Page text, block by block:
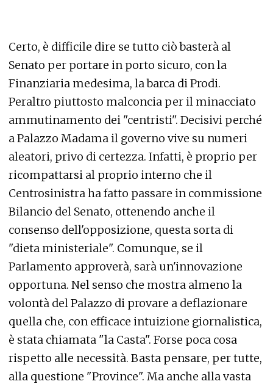
Certo, è difficile dire se tutto ciò basterà al
Senato per portare in porto sicuro, con la
Finanziaria medesima, la barca di Prodi.
Peraltro piuttosto malconcia per il minacciato
ammutinamento dei "centristi". Decisivi perché
a Palazzo Madama il governo vive su numeri
aleatori, privo di certezza. Infatti, è proprio per
ricompattarsi al proprio interno che il
Centrosinistra ha fatto passare in commissione
Bilancio del Senato, ottenendo anche il
consenso dell'opposizione, questa sorta di
"dieta ministeriale". Comunque, se il
Parlamento approverà, sarà un'innovazione
opportuna. Nel senso che mostra almeno la
volontà del Palazzo di provare a deflazionare
quella che, con efficace intuizione giornalistica,
è stata chiamata "la Casta". Forse poca cosa
rispetto alle necessità. Basta pensare, per tutte,
alla questione "Province". Ma anche alla vasta